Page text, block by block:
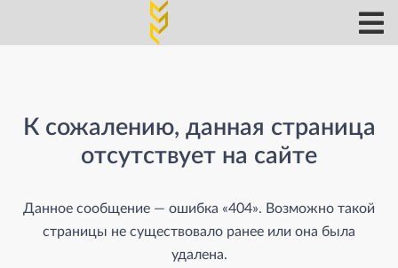
К сожалению, данная страница
отсутствует на сайте
Данное сообщение — ошибка «404». Возможно такой
страницы не существовало ранее или она была
удалена.